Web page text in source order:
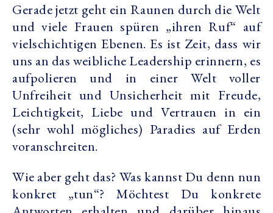
Gerade jetzt geht ein Raunen durch die Welt
und viele Frauen spüren „ihren Ruf“ auf
vielschichtigen Ebenen. Es ist Zeit, dass wir
uns an das weibliche Leadership erinnern, es
aufpolieren und in einer Welt voller
Unfreiheit und Unsicherheit mit Freude,
Leichtigkeit, Liebe und Vertrauen in ein
(sehr wohl mögliches) Paradies auf Erden
voranschreiten.
Wie aber geht das? Was kannst Du denn nun
konkret „tun“? Möchtest Du konkrete